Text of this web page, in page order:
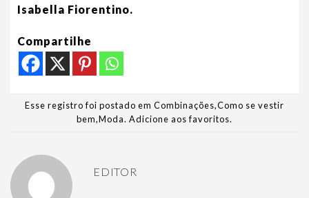
Isabella Fiorentino.
Compartilhe
Esse registro foi postado em Combinações,Como se vestir
bem,Moda. Adicione aos favoritos.
EDITOR